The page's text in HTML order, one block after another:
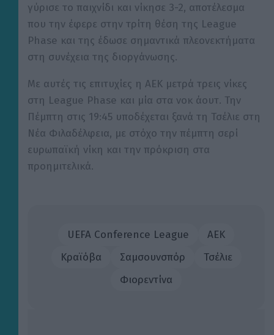
γύρισε το παιχνίδι και νίκησε 3-2, αποτέλεσμα
που την έφερε στην τρίτη θέση της League
Phase και της έδωσε σημαντικά πλεονεκτήματα
στη συνέχεια της διοργάνωσης.
Με αυτές τις επιτυχίες η ΑΕΚ μετρά τρεις νίκες
στη League Phase και μία στα νοκ άουτ. Την
Πέμπτη στις 19:45 υποδέχεται ξανά τη Τσέλιε στη
Νέα Φιλαδέλφεια, με στόχο την πέμπτη σερί
ευρωπαϊκή νίκη και την πρόκριση στα
προημιτελικά.
UEFA Conference League
ΑΕΚ
Κραϊόβα
Σαμσουνσπόρ
Τσέλιε
Φιορεντίνα